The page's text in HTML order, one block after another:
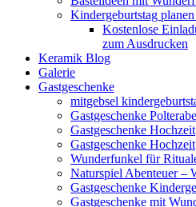
Kindergeburtstag
Kostenlose
zum Ausdrucken
Keramik Blog
Galerie
Gastgeschenke
mitgebsel
Gastgeschenke
Gastgeschenke Hochzeit
Gastgeschenke Hochzeit
Wunderfunkel für
Naturspiel Abenteuer –
Gastgeschenke
Gastgeschenke mit